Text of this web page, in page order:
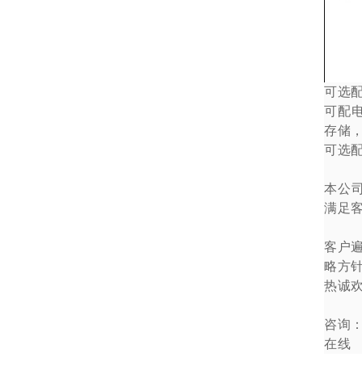
可选
可配
存储
可选
本公
满足
客户
略方
热诚
咨询
在线